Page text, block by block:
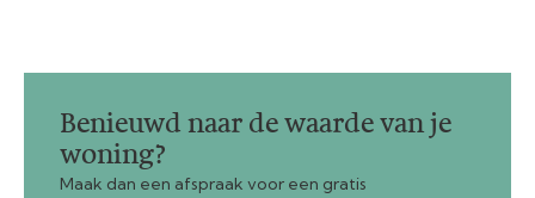
Benieuwd naar de waarde van je
woning?
Maak dan een afspraak voor een gratis